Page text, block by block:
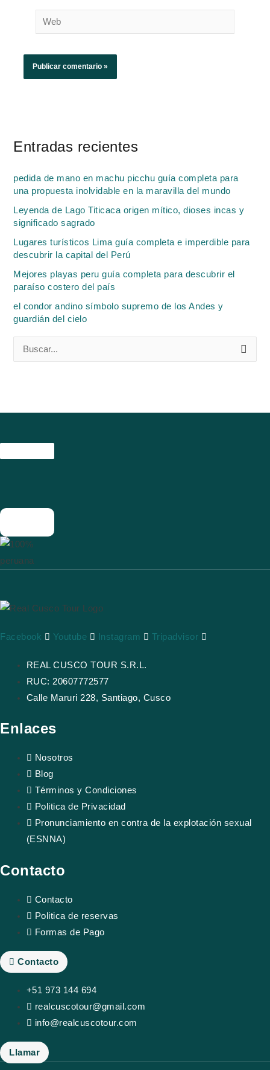
Web
Entradas recientes
pedida de mano en machu picchu guía completa para
una propuesta inolvidable en la maravilla del mundo
Leyenda de Lago Titicaca origen mítico, dioses incas y
significado sagrado
Lugares turísticos Lima guía completa e imperdible para
descubrir la capital del Perú
Mejores playas peru guía completa para descubrir el
paraíso costero del país
el condor andino símbolo supremo de los Andes y
guardián del cielo
p
:
Facebook Youtube Instagram Tripadvisor
REAL CUSCO TOUR S.R.L.
RUC: 20607772577
Calle Maruri 228, Santiago, Cusco
Enlaces
Nosotros
Blog
Términos y Condiciones
Politica de Privacidad
Pronunciamiento en contra de la explotación sexual
(ESNNA)
Contacto
Contacto
Politica de reservas
Formas de Pago
Contacto
+51 973 144 694
realcuscotour@gmail.com
info@realcuscotour.com
Llamar